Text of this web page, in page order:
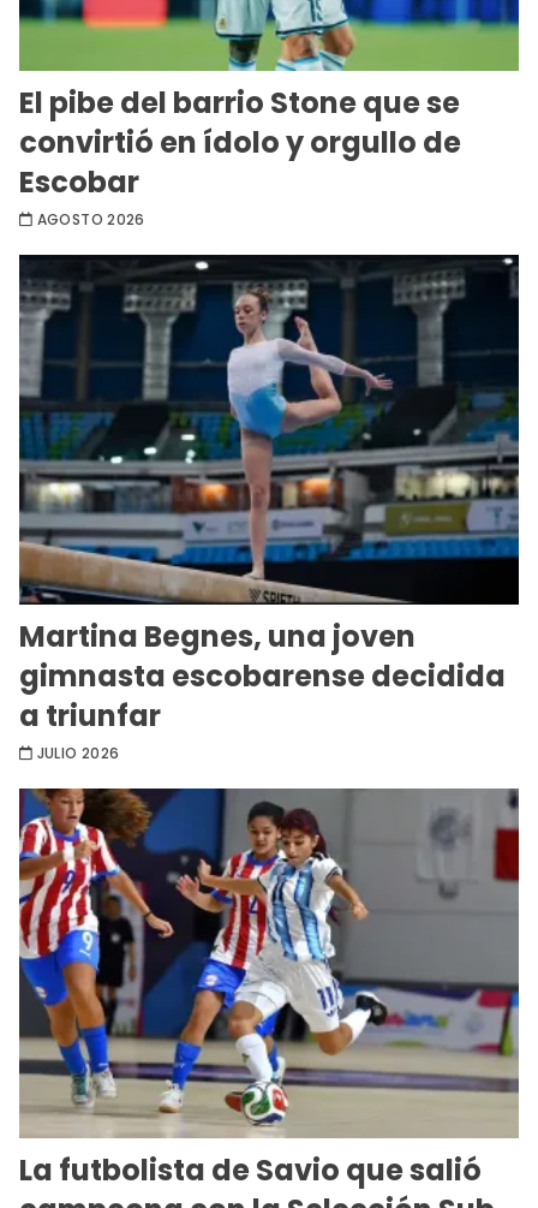
El pibe del barrio Stone que se
convirtió en ídolo y orgullo de
Escobar
AGOSTO 2026
Martina Begnes, una joven
gimnasta escobarense decidida
a triunfar
JULIO 2026
La futbolista de Savio que salió